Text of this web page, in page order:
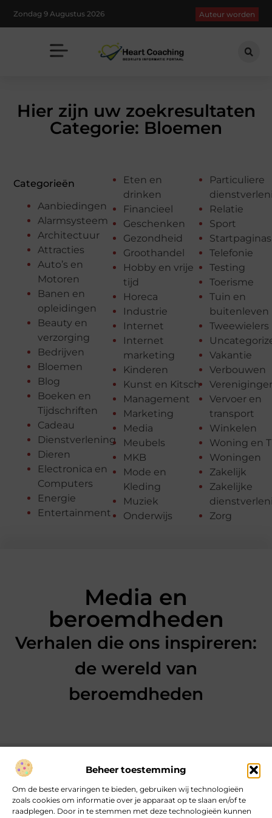
Beheer toestemming
Om de beste ervaringen te bieden, gebruiken wij technologieën
zoals cookies om informatie over je apparaat op te slaan en/of te
raadplegen. Door in te stemmen met deze technologieën kunnen
Zondag 9 Augustus 2026 Auteur worden
Hier zijn uw zoekresultaten
Categorie: Bloemen
Categorieën
Aanbiedingen
Alarmsysteem
Architectuur
Attracties
Auto’s en
Motoren
Banen en
opleidingen
Beauty en
verzorging
Bedrijven
Bloemen
Blog
Boeken en
Tijdschriften
Cadeau
Dienstverlening
Dieren
Electronica en
Computers
Energie
Entertainment
Eten en
drinken
Financieel
Geschenken
Gezondheid
Groothandel
Hobby en vrije
tijd
Horeca
Industrie
Internet
Internet
marketing
Kinderen
Kunst en Kitsch
Management
Marketing
Media
Meubels
MKB
Mode en
Kleding
Muziek
Onderwijs
Particuliere
Relatie
Sport
Startpaginas
Telefonie
Testing
Toerisme
Tuin en
buitenleven
Tweewielers
Vakantie
Verbouwen
Vervoer en
transport
Winkelen
Woning en
Woningen
Zakelijk
Zakelijke
Zorg
Media en
beroemdheden
Verhalen die ons inspireren:
de wereld van
beroemdheden
Over heartcoaching
Jouw gids voor inspiratie en tips uit het dagelijks leven.
Ontdek een brede verzameling blogs en artikelen die je helpen